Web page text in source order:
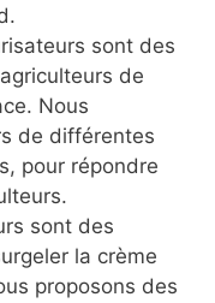
sont des
de
Nous
de différentes
pour répondre
sont des
la crème
proposons des